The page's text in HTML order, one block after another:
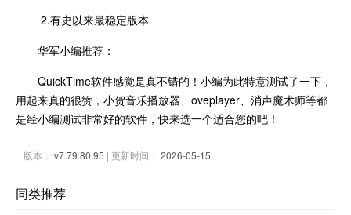
2.有史以来最稳定版本
华军小编推荐：
QuickTime软件感觉是真不错的！小编为此特意测试了一下，
用起来真的很赞，小贺音乐播放器、oveplayer、消声魔术师等都
是经小编测试非常好的软件，快来选一个适合您的吧！
版本： v7.79.80.95 | 更新时间： 2026-05-15
同类推荐